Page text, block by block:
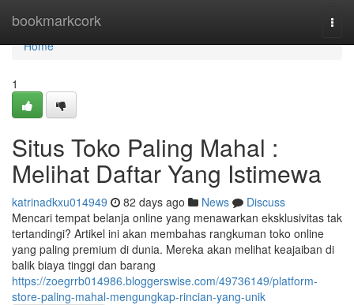
bookmarkcork
Home
Home
1
Situs Toko Paling Mahal :
Melihat Daftar Yang Istimewa
katrinadkxu014949 82 days ago News
Discuss
Mencari tempat belanja online yang menawarkan eksklusivitas tak
tertandingi? Artikel ini akan membahas rangkuman toko online
yang paling premium di dunia. Mereka akan melihat keajaiban di
balik biaya tinggi dan barang
https://zoegrrb014986.bloggerswise.com/49736149/platform-
store-paling-mahal-mengungkap-rincian-yang-unik